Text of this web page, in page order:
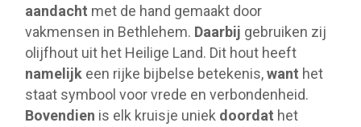
aandacht met de hand gemaakt door
vakmensen in Bethlehem. Daarbij gebruiken zij
olijfhout uit het Heilige Land. Dit hout heeft
namelijk een rijke bijbelse betekenis,want het
staat symbool voor vrede en verbondenheid.
Bovendien is elk kruisje uniek doordat het